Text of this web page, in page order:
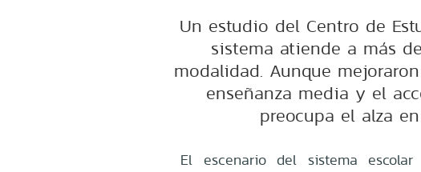
Un estudio del Centro de
sistema atiende a más
modalidad. Aunque
enseñanza media y el
preocupa el alza
El escenario del sistema